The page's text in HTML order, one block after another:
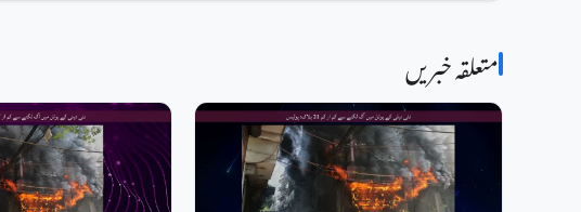
متعلقہ خبریں